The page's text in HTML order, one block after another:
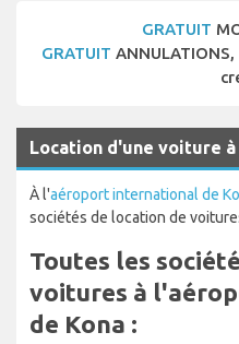
GRATUIT
GRATUIT ANNULATIONS,
Location d'une voiture
À l'aéroport international de
sociétés de location de
Toutes les
voitures à
de Kona :